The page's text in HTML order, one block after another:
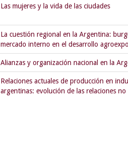
Las mujeres y la vida de las ciudades
La cuestión regional en la Argentina:
mercado interno en el desarrollo
Alianzas y organización nacional en la
Relaciones actuales de producción en
argentinas: evolución de las relaciones no